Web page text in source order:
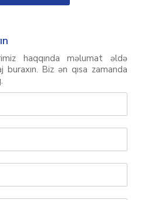
haqqında məlumat əldə
Biz ən qısa zamanda